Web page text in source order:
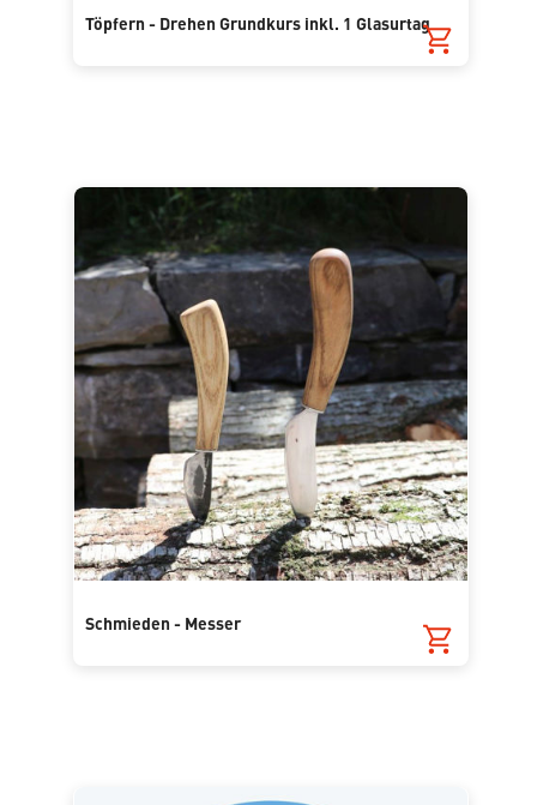
Töpfern - Drehen Grundkurs inkl. 1 Glasurtag
Schmieden - Messer